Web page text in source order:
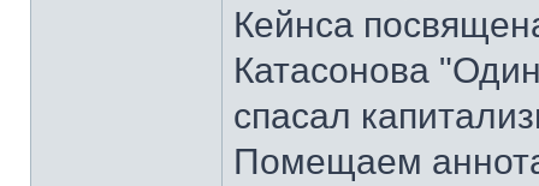
Кейнса
Катасонова
спасал
Помещаем